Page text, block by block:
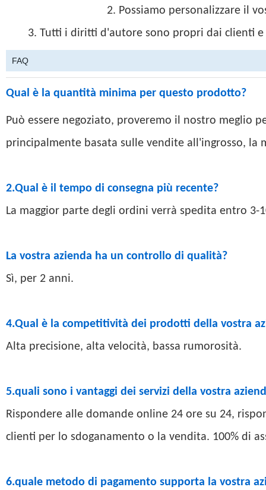
2. Possiamo personalizzare il
3. Tutti i diritti d'autore sono propri dai clienti
FAQ
Qual è la quantità minima per questo prodotto?
Può essere negoziato, proveremo il nostro meglio
principalmente basata sulle vendite all'ingrosso,
2.Qual è il tempo di consegna più recente?
La maggior parte degli ordini verrà spedita entro
La vostra azienda ha un controllo di qualità?
Sì, per 2 anni.
4.Qual è la competitività dei prodotti della vostra
Alta precisione, alta velocità, bassa rumorosità.
5.quali sono i vantaggi dei servizi della vostra
Rispondere alle domande online 24 ore su 24,
clienti per lo sdoganamento o la vendita. 100% di
6.quale metodo di pagamento supporta la vostra